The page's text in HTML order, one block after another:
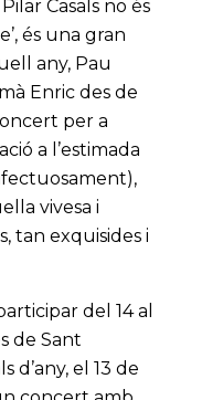
Casals no és
és una gran
any, Pau
Enric des de
per a
a l’estimada
vivesa i
tan exquisides i
del 14 al
de Sant
d’any, el 13 de